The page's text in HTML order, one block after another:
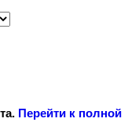
Перейти к полной